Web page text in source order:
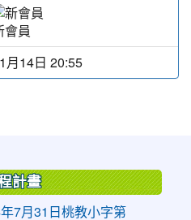
會員
月14日 20:55
計畫
7月31日桃教小字第